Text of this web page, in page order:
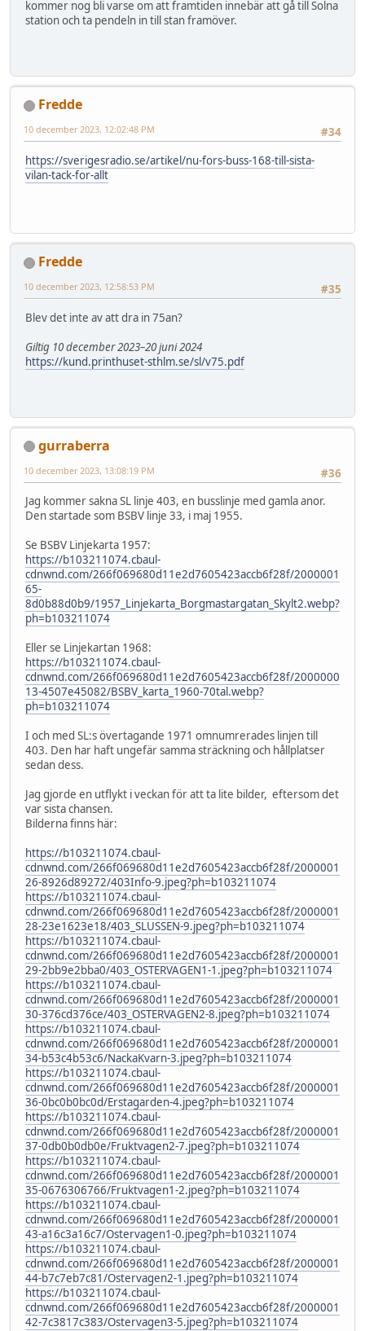
kommer nog bli varse om att framtiden innebär att gå till Solna
station och ta pendeln in till stan framöver.
Fredde
#34
10 december 2023, 12:02:48 PM
https://sverigesradio.se/artikel/nu-fors-buss-168-till-sista-
vilan-tack-for-allt
Fredde
#35
10 december 2023, 12:58:53 PM
Blev det inte av att dra in 75an?
Giltig 10 december 2023–20 juni 2024
https://kund.printhuset-sthlm.se/sl/v75.pdf
gurraberra
#36
10 december 2023, 13:08:19 PM
Jag kommer sakna SL linje 403, en busslinje med gamla anor.
Den startade som BSBV linje 33, i maj 1955.
Se BSBV Linjekarta 1957:
https://b103211074.cbaul-
cdnwnd.com/266f069680d11e2d7605423accb6f28f/2000001
65-
8d0b88d0b9/1957_Linjekarta_Borgmastargatan_Skylt2.webp?
ph=b103211074
Eller se Linjekartan 1968:
https://b103211074.cbaul-
cdnwnd.com/266f069680d11e2d7605423accb6f28f/2000000
13-4507e45082/BSBV_karta_1960-70tal.webp?
ph=b103211074
I och med SL:s övertagande 1971 omnumrerades linjen till
403. Den har haft ungefär samma sträckning och hållplatser
sedan dess.
Jag gjorde en utflykt i veckan för att ta lite bilder, eftersom det
var sista chansen.
Bilderna finns här:
https://b103211074.cbaul-
cdnwnd.com/266f069680d11e2d7605423accb6f28f/2000001
26-8926d89272/403Info-9.jpeg?ph=b103211074
https://b103211074.cbaul-
cdnwnd.com/266f069680d11e2d7605423accb6f28f/2000001
28-23e1623e18/403_SLUSSEN-9.jpeg?ph=b103211074
https://b103211074.cbaul-
cdnwnd.com/266f069680d11e2d7605423accb6f28f/2000001
29-2bb9e2bba0/403_OSTERVAGEN1-1.jpeg?ph=b103211074
https://b103211074.cbaul-
cdnwnd.com/266f069680d11e2d7605423accb6f28f/2000001
30-376cd376ce/403_OSTERVAGEN2-8.jpeg?ph=b103211074
https://b103211074.cbaul-
cdnwnd.com/266f069680d11e2d7605423accb6f28f/2000001
34-b53c4b53c6/NackaKvarn-3.jpeg?ph=b103211074
https://b103211074.cbaul-
cdnwnd.com/266f069680d11e2d7605423accb6f28f/2000001
36-0bc0b0bc0d/Erstagarden-4.jpeg?ph=b103211074
https://b103211074.cbaul-
cdnwnd.com/266f069680d11e2d7605423accb6f28f/2000001
37-0db0b0db0e/Fruktvagen2-7.jpeg?ph=b103211074
https://b103211074.cbaul-
cdnwnd.com/266f069680d11e2d7605423accb6f28f/2000001
35-0676306766/Fruktvagen1-2.jpeg?ph=b103211074
https://b103211074.cbaul-
cdnwnd.com/266f069680d11e2d7605423accb6f28f/2000001
43-a16c3a16c7/Ostervagen1-0.jpeg?ph=b103211074
https://b103211074.cbaul-
cdnwnd.com/266f069680d11e2d7605423accb6f28f/2000001
44-b7c7eb7c81/Ostervagen2-1.jpeg?ph=b103211074
https://b103211074.cbaul-
cdnwnd.com/266f069680d11e2d7605423accb6f28f/2000001
42-7c3817c383/Ostervagen3-5.jpeg?ph=b103211074